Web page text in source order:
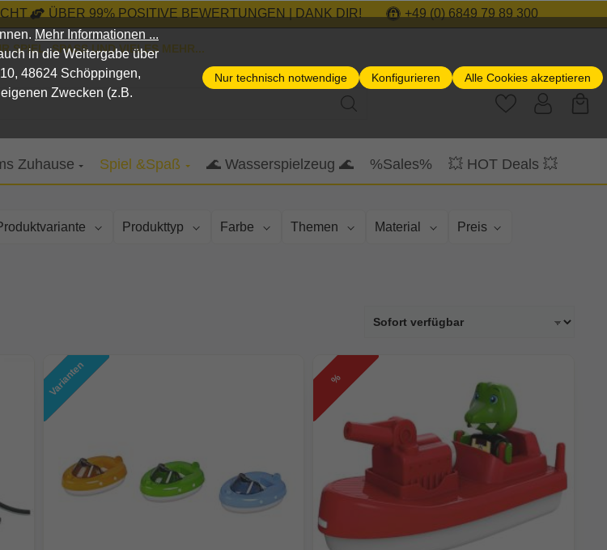
ÜBER 99% POSITIVE BEWERTUNGEN | DANK DIR! +49 (0) 6849 79 89 300
SPIEL, SPASS UND VIELES MEHR...
...
Zuhause Spiel &Spaß 🌊 Wasserspielzeug 🌊 %Sales% 💥 HOT Deals 💥
Produkttyp Farbe Themen Material Preis
%
Varianten %
Mehr Informationen ...
in die Weitergabe über
48624 Schöppingen,
Zwecken (z.B.
Nur technisch notwendige Konfigurieren Alle Cookies akzeptieren